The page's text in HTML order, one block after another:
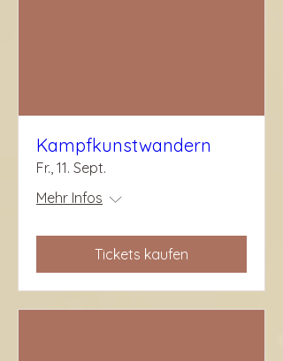
Kampfkunstwandern
Fr., 11. Sept.
Mehr Infos
Tickets kaufen